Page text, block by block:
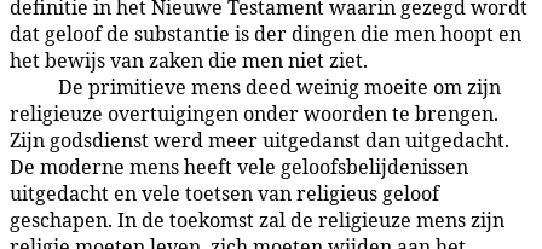
definitie in het Nieuwe Testament waarin gezegd wordt
dat geloof de substantie is der dingen die men hoopt en
het bewijs van zaken die men niet ziet.
De primitieve mens deed weinig moeite om zijn
religieuze overtuigingen onder woorden te brengen.
Zijn godsdienst werd meer uitgedanst dan uitgedacht.
De moderne mens heeft vele geloofsbelijdenissen
uitgedacht en vele toetsen van religieus geloof
geschapen. In de toekomst zal de religieuze mens zijn